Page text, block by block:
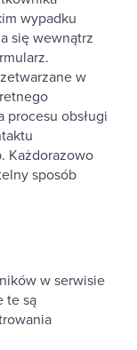
wypadku
się wewnątrz
w
obsługi
Każdorazowo
sposób
w serwisie
te są